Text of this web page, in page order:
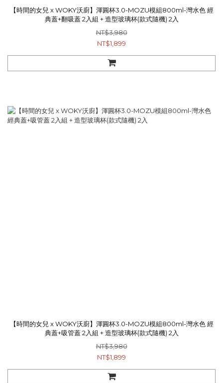
【時間的女兒 x WOKY沃廚】渾圓杯3.0-MOZU模組800ml-灣水色 經
典蓋+翻吸蓋 2入組 + 造型玻璃杯(款式隨機) 2入
NT$3,980
NT$1,899
【時間的女兒 x WOKY沃廚】渾圓杯3.0-MOZU模組800ml-灣水色 經
典蓋+吸管蓋 2入組 + 造型玻璃杯(款式隨機) 2入
NT$3,980
NT$1,899